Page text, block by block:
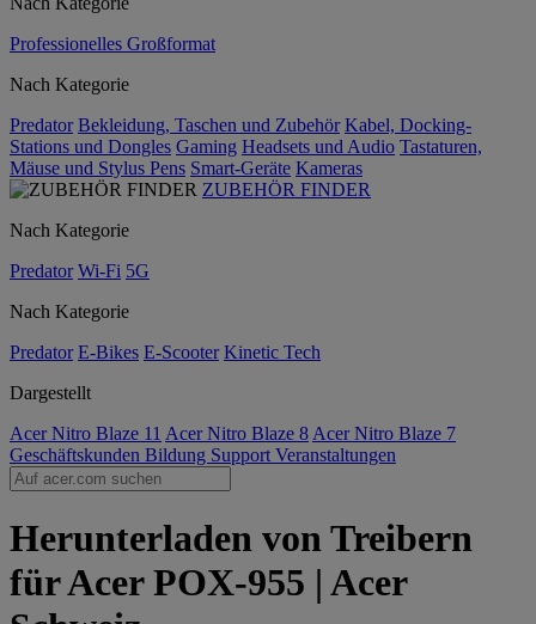
Professionelles Großformat
Nach Kategorie
Predator Bekleidung, Taschen und Zubehör Kabel, Docking-
Stations und Dongles Gaming Headsets und Audio Tastaturen,
Mäuse und Stylus Pens Smart-Geräte Kameras
ZUBEHÖR FINDER
Nach Kategorie
Predator Wi-Fi 5G
Nach Kategorie
Predator E-Bikes E-Scooter Kinetic Tech
Dargestellt
Acer Nitro Blaze 11 Acer Nitro Blaze 8 Acer Nitro Blaze 7
Geschäftskunden Bildung Support Veranstaltungen
Herunterladen von Treibern
für Acer POX-955 | Acer